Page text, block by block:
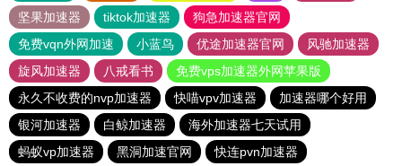
坚果加速器
tiktok加速器
狗急加速器官网
免费vqn外网加速
小蓝鸟 优途加速器官网
风驰加速器
旋风加速器
八戒看书
免费vps加速器外网苹果版
永久不收费的nvp加速器
快喵vpv加速器
加速器哪个好用
银河加速器
白鲸加速器
海外加速器七天试用
蚂蚁vp加速器
黑洞加速官网
快连pvn加速器